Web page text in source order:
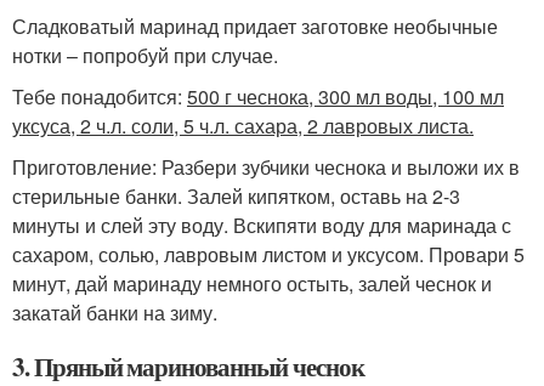
Сладковатый маринад придает заготовке необычные
нотки – попробуй при случае.
Тебе понадобится: 500 г чеснока, 300 мл воды, 100 мл
уксуса, 2 ч.л. соли, 5 ч.л. сахара, 2 лавровых листа.
Приготовление: Разбери зубчики чеснока и выложи их в
стерильные банки. Залей кипятком, оставь на 2-3
минуты и слей эту воду. Вскипяти воду для маринада с
сахаром, солью, лавровым листом и уксусом. Провари 5
минут, дай маринаду немного остыть, залей чеснок и
закатай банки на зиму.
3. Пряный маринованный чеснок